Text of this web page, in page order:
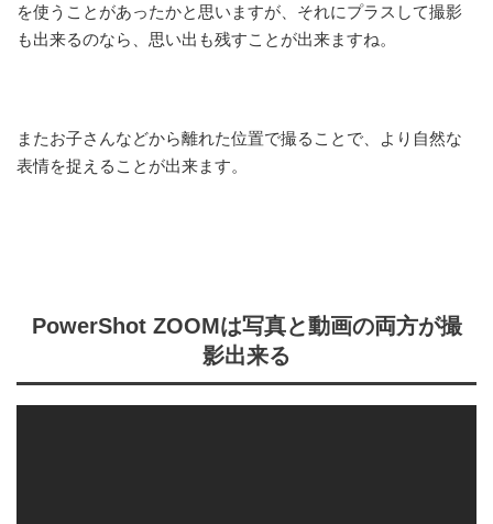
を使うことがあったかと思いますが、それにプラスして撮影
も出来るのなら、思い出も残すことが出来ますね。
またお子さんなどから離れた位置で撮ることで、より自然な
表情を捉えることが出来ます。
PowerShot ZOOMは写真と動画の両方が撮
影出来る